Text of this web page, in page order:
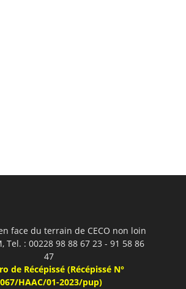
face du terrain de CECO non loin
Tel. : 00228 98 88 67 23 - 91 58 86
47
de Récépissé (Récépissé N°
HAAC/01-2023/pup)